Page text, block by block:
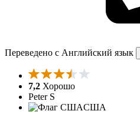
Переведено с Английский язык
7,2 Хорошо
Peter S
США